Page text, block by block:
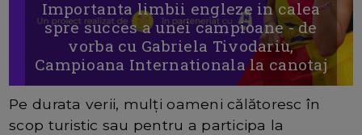
Importanta limbii engleze in calea
spre succes a unei campioane - de
vorba cu Gabriela Tivodariu,
Campioana Internationala la canotaj
Pe durata verii, mulți oameni călătoresc în
scop turistic sau pentru a participa la